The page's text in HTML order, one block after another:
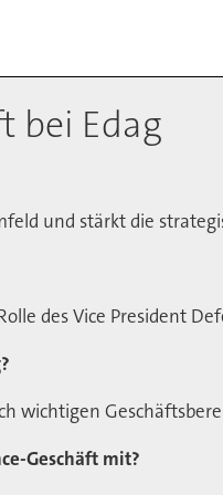
bei Edag
und stärkt die
des Vice President
wichtigen
Geschäft mit?